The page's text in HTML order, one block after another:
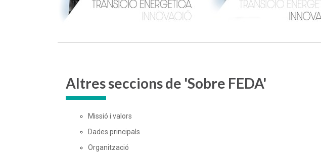
Altres seccions de 'Sobre FEDA'
Missió i valors
Dades principals
Organització